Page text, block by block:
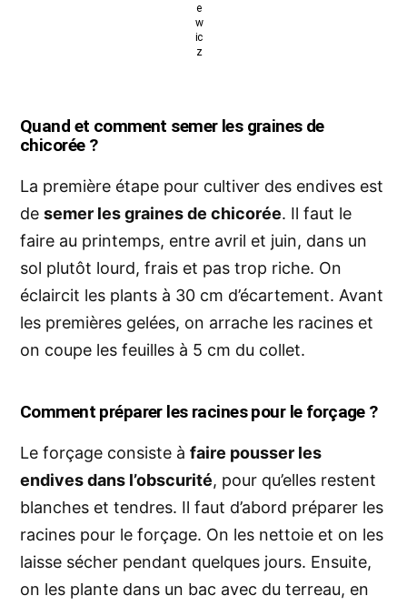
e
w
ic
z
Quand et comment semer les graines de
chicorée ?
La première étape pour cultiver des endives est
de semer les graines de chicorée. Il faut le
faire au printemps, entre avril et juin, dans un
sol plutôt lourd, frais et pas trop riche. On
éclaircit les plants à 30 cm d’écartement. Avant
les premières gelées, on arrache les racines et
on coupe les feuilles à 5 cm du collet.
Comment préparer les racines pour le forçage ?
Le forçage consiste à faire pousser les
endives dans l’obscurité, pour qu’elles restent
blanches et tendres. Il faut d’abord préparer les
racines pour le forçage. On les nettoie et on les
laisse sécher pendant quelques jours. Ensuite,
on les plante dans un bac avec du terreau, en